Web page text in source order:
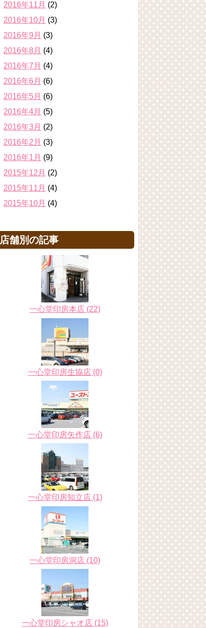
2016年11月 (2)
2016年10月 (3)
2016年9月 (3)
2016年8月 (4)
2016年7月 (4)
2016年6月 (6)
2016年5月 (6)
2016年4月 (5)
2016年3月 (2)
2016年2月 (3)
2016年1月 (9)
2015年12月 (2)
2015年11月 (4)
2015年10月 (4)
店舗別の記事
一心堂印房本店 (22)
一心堂印房生協店 (0)
一心堂印房矢作店 (6)
一心堂印房知立店 (1)
一心堂印房洞店 (10)
一心堂印房シャオ店 (15)